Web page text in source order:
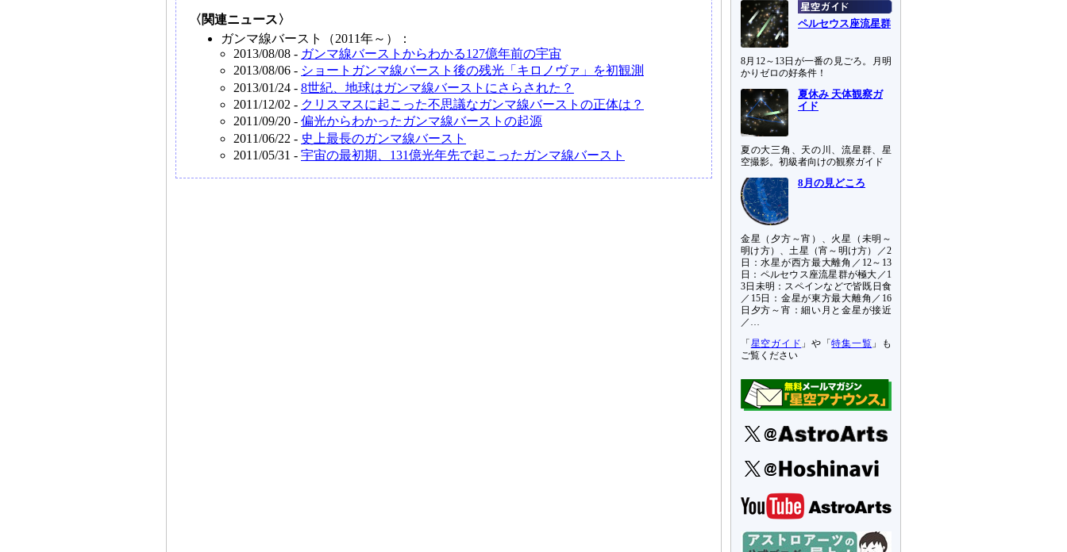
〈関連ニュース〉
ガンマ線バースト（2011年～）：
2013/08/08 - ガンマ線バーストからわかる127億年前の宇宙
2013/08/06 - ショートガンマ線バースト後の残光「キロノヴァ」を初観測
2013/01/24 - 8世紀、地球はガンマ線バーストにさらされた？
2011/12/02 - クリスマスに起こった不思議なガンマ線バーストの正体は？
2011/09/20 - 偏光からわかったガンマ線バーストの起源
2011/06/22 - 史上最長のガンマ線バースト
2011/05/31 - 宇宙の最初期、131億光年先で起こったガンマ線バースト
ペルセウス座流星群
8月12～13日が一番の見ごろ。月明
かりゼロの好条件！
夏休み 天体観察ガ
イド
夏の大三角、天の川、流星群、星
空撮影。初級者向けの観察ガイド
8月の見どころ
金星（夕方～宵）、火星（未明～
明け方）、土星（宵～明け方）／2
日：水星が西方最大離角／12～13
日：ペルセウス座流星群が極大／1
3日未明：スペインなどで皆既日食
／15日：金星が東方最大離角／16
日夕方～宵：細い月と金星が接近
／…
「 星空ガイド 」や「特集一覧 」も
ご覧ください